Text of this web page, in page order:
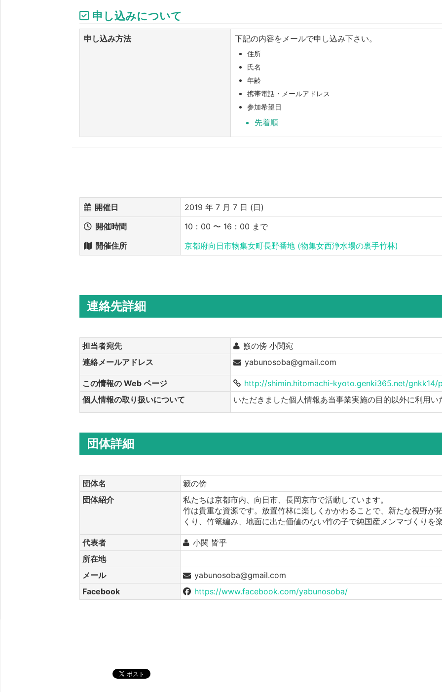
申し込みについて
申し込み方法 下記の内容をメールで申し込み下さい。
住所
氏名
年齢
携帯電話・メールアドレス
参加希望日
先着順
開催日
2019 年 7 月 7 日 (日)
開催時間
10：00 〜 16：00 まで
開催住所
京都府向日市物集女町長野番地 (物集女西浄水場の裏手竹林)
連絡先詳細
担当者宛先
籔の傍 小関宛
連絡メールアドレス
yabunosoba@gmail.com
この情報の Web ページ
http://shimin.hitomachi-kyoto.genki365.net/gnkk14/
個人情報の取り扱いについて
いただきました個人情報あ当事業実施の目的以外に利用い
団体詳細
団体名
籔の傍
団体紹介
私たちは京都市内、向日市、長岡京市で活動しています。
竹は貴重な資源です。放置竹林に楽しくかかわることで、新たな視野が
くり、竹篭編み、地面に出た価値のない竹の子で純国産メンマづくりを
代表者
小関 皆乎
所在地
メール
yabunosoba@gmail.com
Facebook
https://www.facebook.com/yabunosoba/